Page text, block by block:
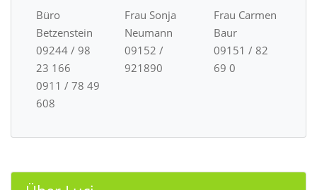
Büro
Betzenstein
09244 / 98
23 166
0911 / 78 49
608
Frau Sonja
Neumann
09152 /
921890
Frau Carmen
Baur
09151 / 82
69 0